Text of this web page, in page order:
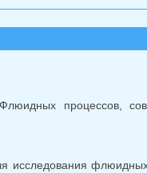
процессов,
исследования